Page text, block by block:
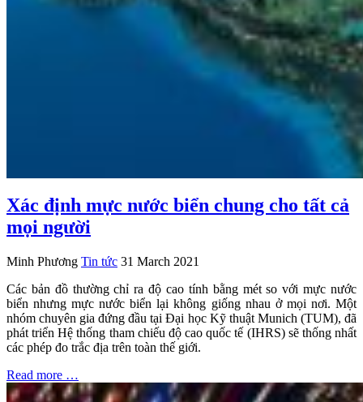
Xác định mực nước biển chung cho tất cả
mọi người
Minh Phương Tin tức 31 March 2021
Các bản đồ thường chỉ ra độ cao tính bằng mét so với mực nước
biển nhưng mực nước biển lại không giống nhau ở mọi nơi. Một
nhóm chuyên gia đứng đầu tại Đại học Kỹ thuật Munich (TUM), đã
phát triển Hệ thống tham chiếu độ cao quốc tế (IHRS) sẽ thống nhất
các phép đo trắc địa trên toàn thế giới.
Read more …